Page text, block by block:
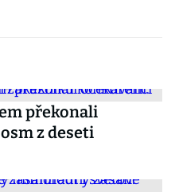
překonali
z deseti